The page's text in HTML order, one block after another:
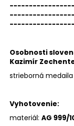
Osobnosti
Kazimír
strieborná medaila
Vyhotovenie:
materiál: AG 999/